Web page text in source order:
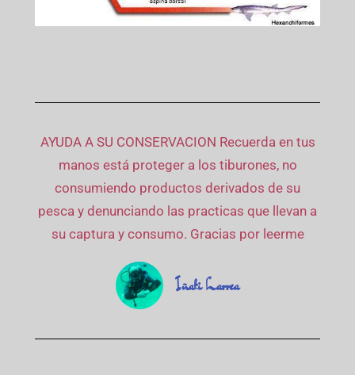
AYUDA A SU CONSERVACION Recuerda en tus
manos está proteger a los tiburones, no
consumiendo productos derivados de su
pesca y denunciando las practicas que llevan a
su captura y consumo. Gracias por leerme
Iñaki Larrea